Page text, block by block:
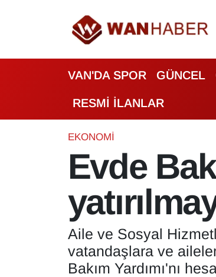
VAN'DA SPOR GÜNCEL
RESMİ İLANLAR
EKONOMİ
Evde
Aile ve Sosyal
vatandaşlara ve
Bakım Yardımı'nı
ASAYİŞ
BİLİM VE TEKNOLOJİ
Biyografi
Bölge Haberleri
ÇEVRE
Deprem
Dernekler, Odalar
Van Nöbetçi Eczaneler
Van Hava Durumu
Van Namaz Vakitleri
Van Trafik Yoğunluk Haritası
Süper Lig Puan Durumu ve Fikstür
Tüm Manşetler
Son Dakika Haberleri
Haber Arşivi